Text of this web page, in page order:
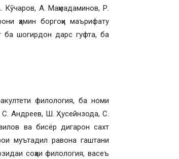
А. Маҳмадаминов, Р.
ҳамин боргоҳи маърифату
ба шогирдон дарс гуфта, ба
филология, ба номи
Андреев, Ш. Ҳусейнзода, С.
ва бисёр дигарон сахт
муътадил равона гаштани
соҳаи филология, васеъ